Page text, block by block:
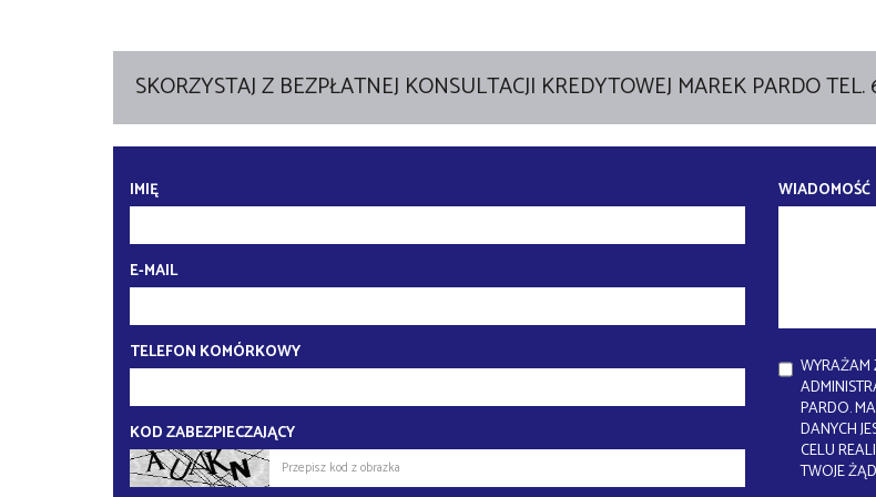
SKORZYSTAJ Z BEZPŁATNEJ KONSULTACJI KREDYTOWEJ MAREK PARDO
IMIĘ
E-MAIL
TELEFON KOMÓRKOWY
KOD ZABEZPIECZAJĄCY
WIADOMOŚĆ
WYRAŻAM
PARDO.
DANYCH
CELU
TWOJE